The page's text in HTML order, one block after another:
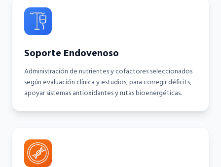
Soporte Endovenoso
Administración de nutrientes y cofactores seleccionados
según evaluación clínica y estudios, para corregir déficits,
apoyar sistemas antioxidantes y rutas bioenergéticas.